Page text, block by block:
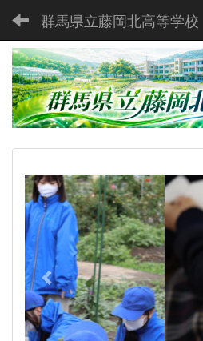
群馬県立藤岡北高等学校
p
r
e
v
i
o
u
s